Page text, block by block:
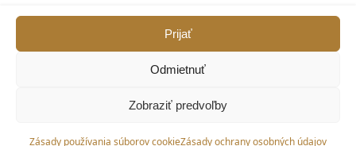
Prijať
Odmietnuť
Zobraziť predvoľby
Zásady používania súborov cookieZásady ochrany osobných údajov